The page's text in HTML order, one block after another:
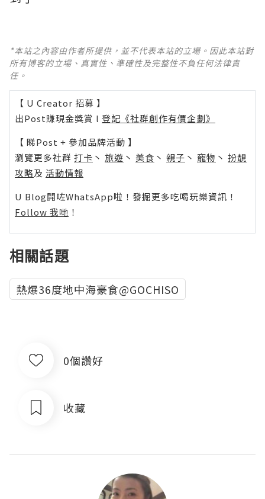
*本站之內容由作者所提供，並不代表本站的立場。因此本站對
所有博客的立場、真實性、準確性及完整性不負任何法律責
任。
【 U Creator 招募 】
出Post賺現金獎賞 l 登記《社群創作有價企劃》
【 睇Post + 參加品牌活動 】
瀏覽更多社群 打卡 丶 旅遊 丶 美食 丶 親子 丶 寵物 丶 扮靚
攻略及 活動情報
U Blog開咗WhatsApp啦！發掘更多吃喝玩樂資訊！
Follow 我哋 ！
相關話題
熱爆36度地中海豪食@GOCHISO
0個讚好
收藏